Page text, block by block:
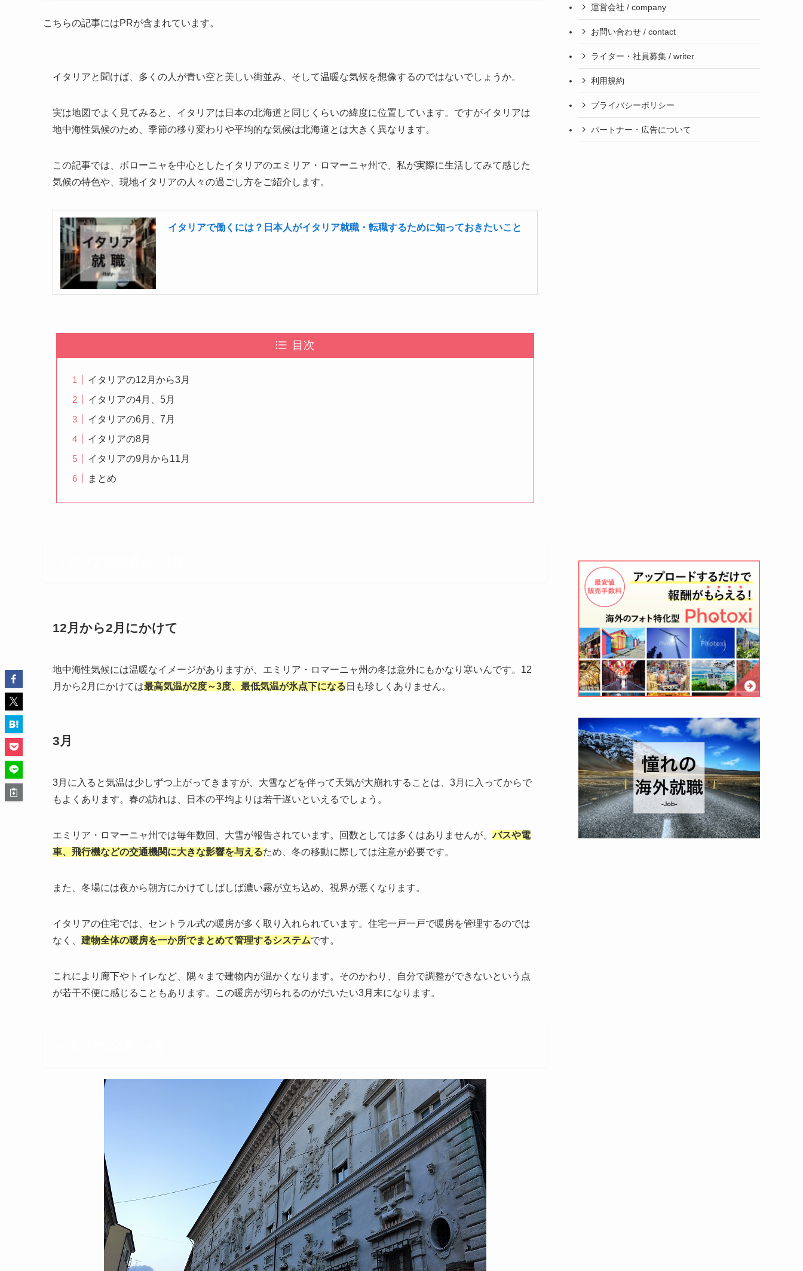
こちらの記事にはPRが含まれています。
イタリアと聞けば、多くの人が青い空と美しい街並み、そして温暖な気候を想像するのではないでしょうか。
実は地図でよく見てみると、イタリアは日本の北海道と同じくらいの緯度に位置しています。ですがイタリアは
地中海性気候のため、季節の移り変わりや平均的な気候は北海道とは大きく異なります。
この記事では、ボローニャを中心としたイタリアのエミリア・ロマーニャ州で、私が実際に生活してみて感じた
気候の特色や、現地イタリアの人々の過ごし方をご紹介します。
イタリアで働くには？日本人がイタリア就職・転職するために知っておきたいこと
目次
イタリアの12月から3月
イタリアの4月、5月
イタリアの6月、7月
イタリアの8月
イタリアの9月から11月
まとめ
12月から2月にかけて
地中海性気候には温暖なイメージがありますが、エミリア・ロマーニャ州の冬は意外にもかなり寒いんです。12
月から2月にかけては最高気温が2度～3度、最低気温が氷点下になる 日も珍しくありません。
3月
3月に入ると気温は少しずつ上がってきますが、大雪などを伴って天気が大崩れすることは、3月に入ってからで
もよくあります。春の訪れは、日本の平均よりは若干遅いといえるでしょう。
エミリア・ロマーニャ州では毎年数回、大雪が報告されています。回数としては多くはありませんが、バスや電
車、飛行機などの交通機関に大きな影響を与えるため、冬の移動に際しては注意が必要です。
また、冬場には夜から朝方にかけてしばしば濃い霧が立ち込め、視界が悪くなります。
イタリアの住宅では、セントラル式の暖房が多く取り入れられています。住宅一戸一戸で暖房を管理するのでは
なく、 建物全体の暖房を一か所でまとめて管理するシステムです。
これにより廊下やトイレなど、隅々まで建物内が温かくなります。そのかわり、自分で調整ができないという点
が若干不便に感じることもあります。この暖房が切られるのがだいたい3月末になります。
運営会社 / company
お問い合わせ / contact
ライター・社員募集 / writer
利用規約
プライバシーポリシー
パートナー・広告について